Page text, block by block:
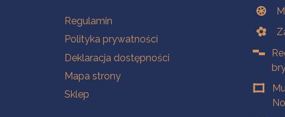
Na skróty
Regulamin
Polityka prywatności
Deklaracja dostępności
Mapa strony
Sklep